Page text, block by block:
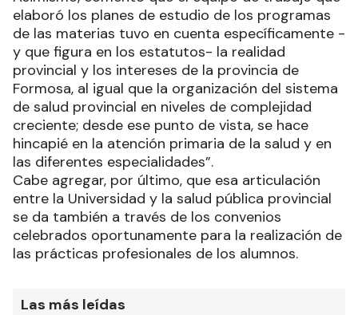
elaboró los planes de estudio de los programas
de las materias tuvo en cuenta específicamente -
y que figura en los estatutos- la realidad
provincial y los intereses de la provincia de
Formosa, al igual que la organización del sistema
de salud provincial en niveles de complejidad
creciente; desde ese punto de vista, se hace
hincapié en la atención primaria de la salud y en
las diferentes especialidades”.
Cabe agregar, por último, que esa articulación
entre la Universidad y la salud pública provincial
se da también a través de los convenios
celebrados oportunamente para la realización de
las prácticas profesionales de los alumnos.
Las más leídas